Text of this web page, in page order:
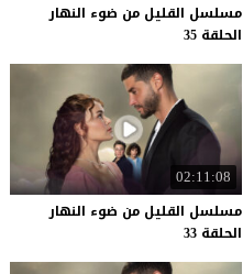
مسلسل القليل من ضوء النهار
الحلقة 35
02:11:08
مسلسل القليل من ضوء النهار
الحلقة 33